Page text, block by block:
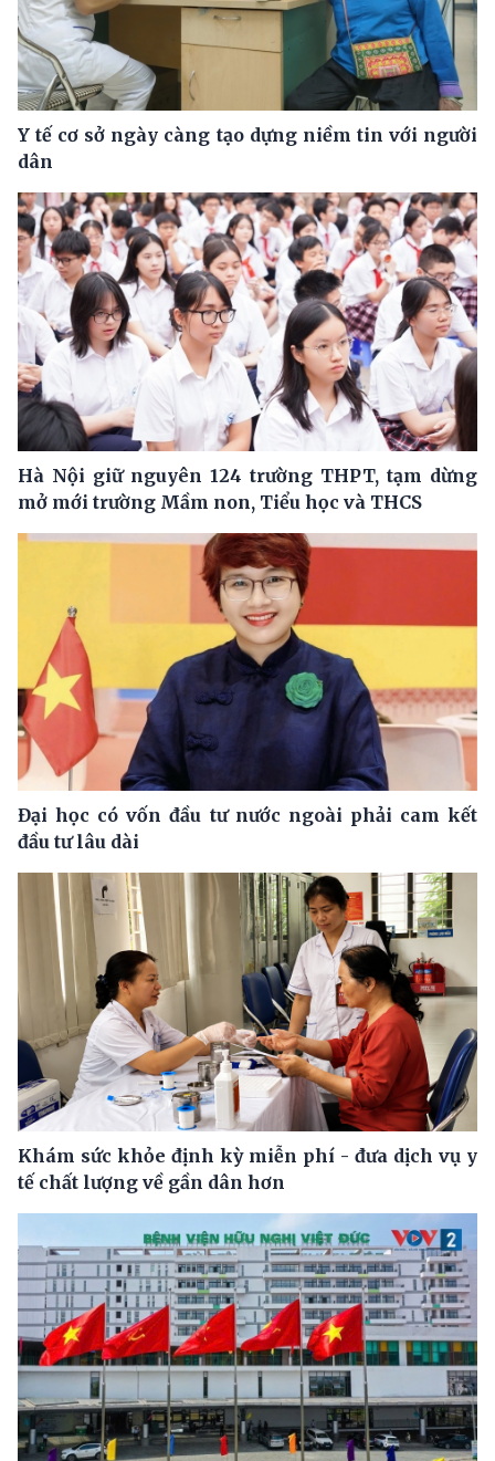
Y tế cơ sở ngày càng tạo dựng niềm tin với người
dân
Hà Nội giữ nguyên 124 trường THPT, tạm dừng
mở mới trường Mầm non, Tiểu học và THCS
Đại học có vốn đầu tư nước ngoài phải cam kết
đầu tư lâu dài
Khám sức khỏe định kỳ miễn phí - đưa dịch vụ y
tế chất lượng về gần dân hơn